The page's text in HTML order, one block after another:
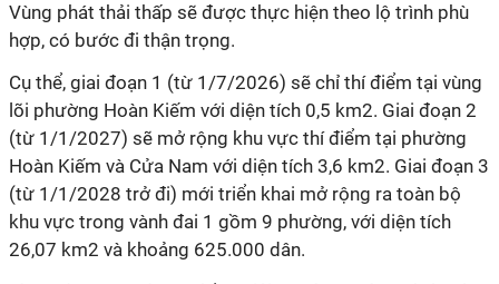
Vùng phát thải thấp sẽ được thực hiện theo lộ trình phù
hợp, có bước đi thận trọng.
Cụ thể, giai đoạn 1 (từ 1/7/2026) sẽ chỉ thí điểm tại vùng
lõi phường Hoàn Kiếm với diện tích 0,5 km2. Giai đoạn 2
(từ 1/1/2027) sẽ mở rộng khu vực thí điểm tại phường
Hoàn Kiếm và Cửa Nam với diện tích 3,6 km2. Giai đoạn 3
(từ 1/1/2028 trở đi) mới triển khai mở rộng ra toàn bộ
khu vực trong vành đai 1 gồm 9 phường, với diện tích
26,07 km2 và khoảng 625.000 dân.